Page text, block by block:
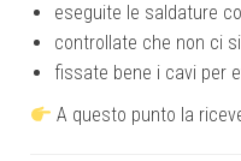
eseguite le saldature
controllate che non ci
fissate bene i cavi per
A questo punto la